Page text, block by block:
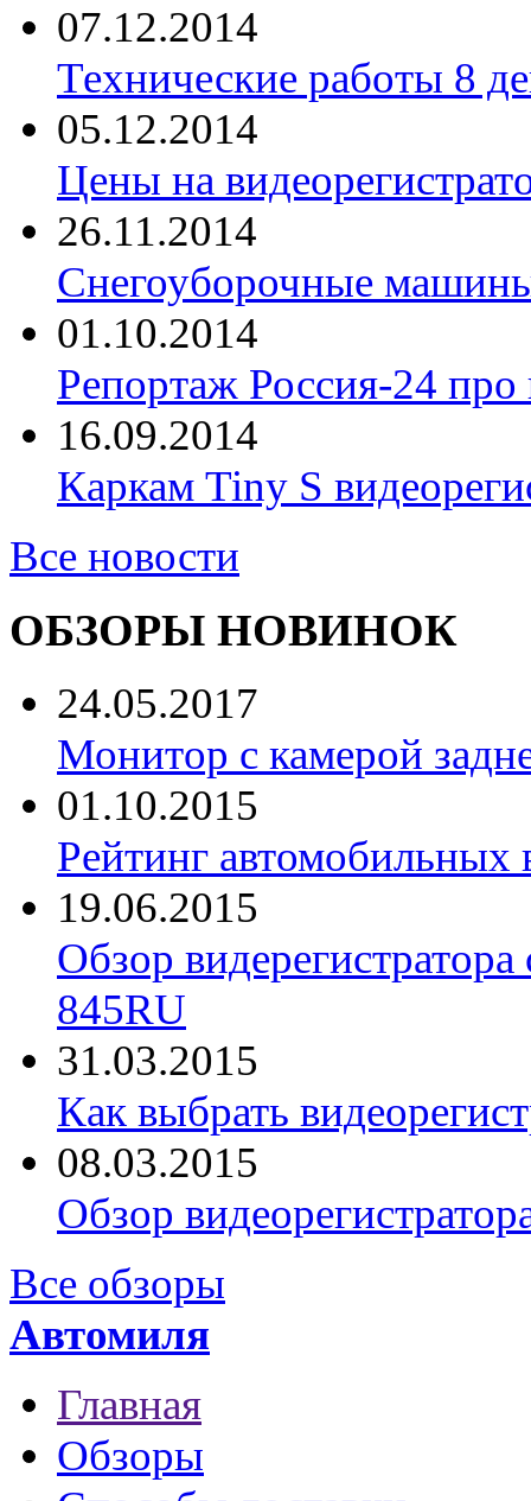
07.12.2014
Технические работы 8
05.12.2014
Цены на
26.11.2014
Снегоуборочные машины
01.10.2014
Репортаж Россия-24 про
16.09.2014
Каркам Tiny S
Все новости
ОБЗОРЫ НОВИНОК
24.05.2017
Монитор с камерой
01.10.2015
Рейтинг автомобильных
19.06.2015
Обзор
845RU
31.03.2015
Как выбрать
08.03.2015
Обзор
Все обзоры
Автомиля
Главная
Обзоры